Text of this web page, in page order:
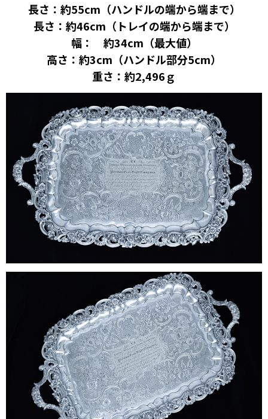
長さ：約55cm（ハンドルの端から端まで）
長さ：約46cm（トレイの端から端まで）
幅： 約34cm（最大値）
高さ：約3cm（ハンドル部分5cm）
重さ：約2,496ｇ